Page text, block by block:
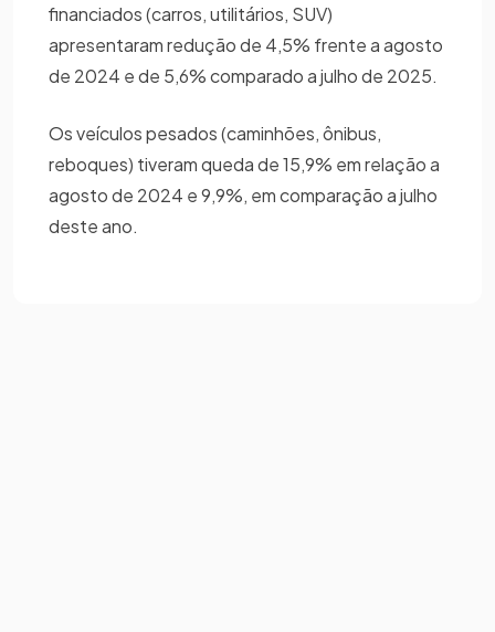
financiados (carros, utilitários, SUV)
apresentaram redução de 4,5% frente a agosto
de 2024 e de 5,6% comparado a julho de 2025.
Os veículos pesados (caminhões, ônibus,
reboques) tiveram queda de 15,9% em relação a
agosto de 2024 e 9,9%, em comparação a julho
deste ano.